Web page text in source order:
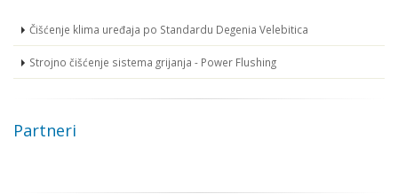
Čišćenje klima uređaja po Standardu Degenia Velebitica
Strojno čišćenje sistema grijanja - Power Flushing
Partneri